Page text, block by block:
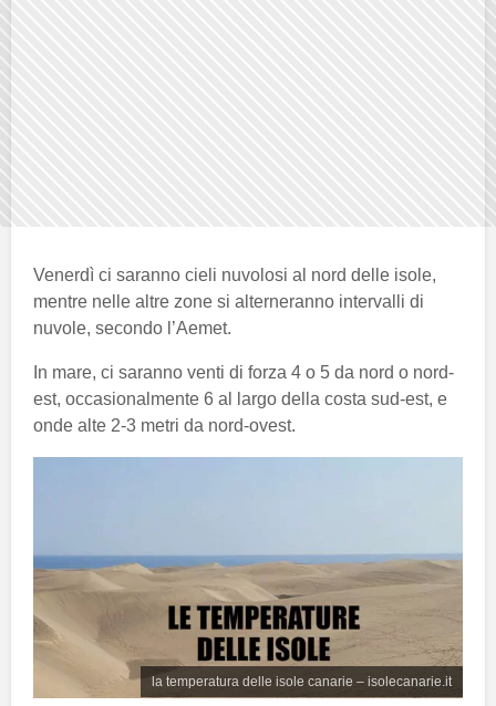
Venerdì ci saranno cieli nuvolosi al nord delle isole,
mentre nelle altre zone si alterneranno intervalli di
nuvole, secondo l’Aemet.
In mare, ci saranno venti di forza 4 o 5 da nord o nord-
est, occasionalmente 6 al largo della costa sud-est, e
onde alte 2-3 metri da nord-ovest.
la temperatura delle isole canarie – isolecanarie.it